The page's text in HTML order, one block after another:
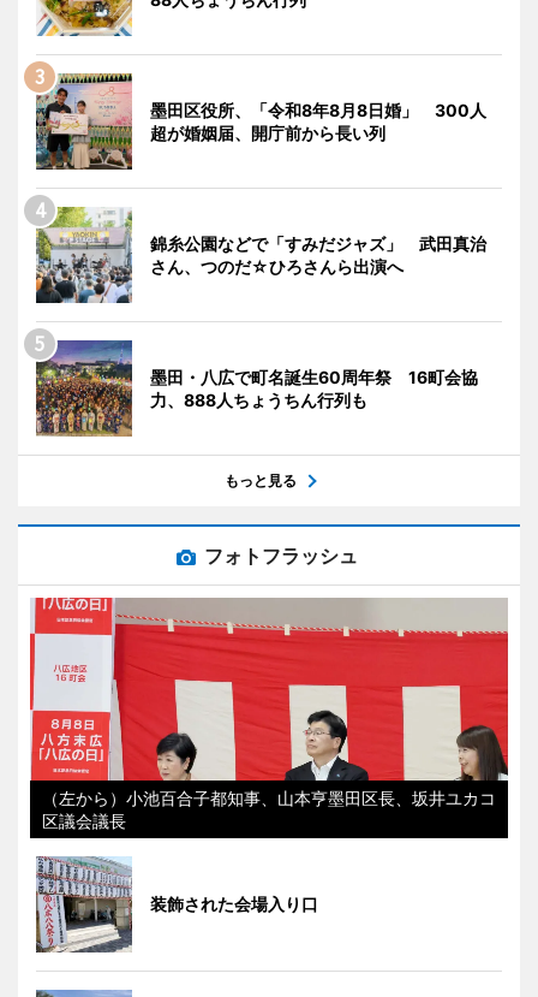
墨田区役所、「令和8年8月8日婚」 300人
超が婚姻届、開庁前から長い列
錦糸公園などで「すみだジャズ」 武田真治
さん、つのだ☆ひろさんら出演へ
墨田・八広で町名誕生60周年祭 16町会協
力、888人ちょうちん行列も
もっと見る
フォトフラッシュ
（左から）小池百合子都知事、山本亨墨田区長、坂井ユカコ
区議会議長
装飾された会場入り口